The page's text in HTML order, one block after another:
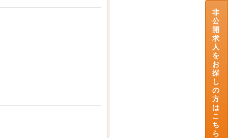
非
公
開
求
人
を
お
探
し
の
方
は
こ
ち
ら